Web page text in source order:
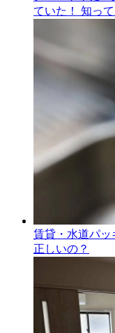
ていた！ 知っ
賃貸・水道パッ
正しいの？